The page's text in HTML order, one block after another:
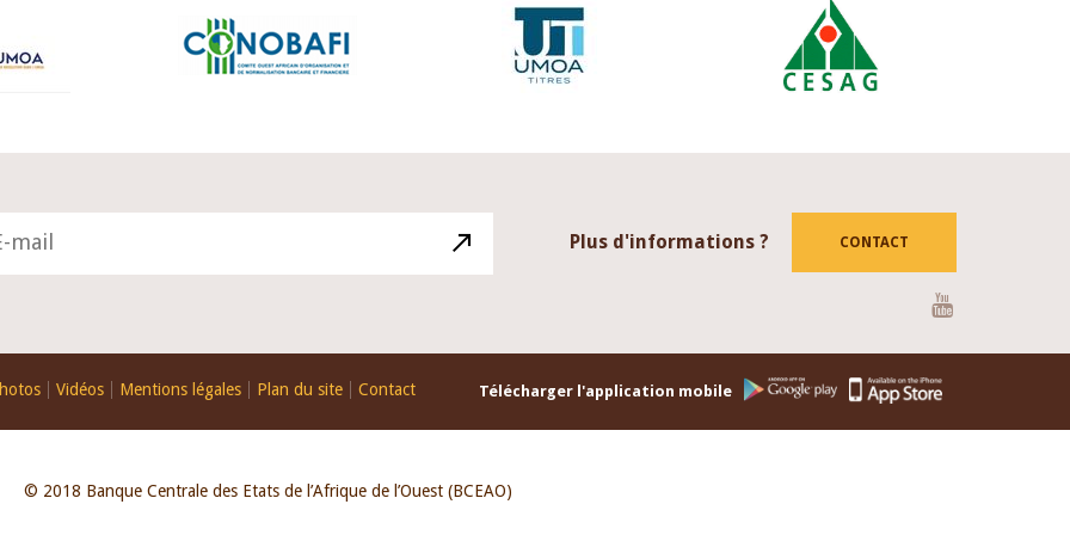
Plus d'informations ? CONTACT
Vidéos Mentions légales Plan du site Contact Télécharger l'application mobile
© 2018 Banque Centrale des Etats de l’Afrique de l’Ouest (BCEAO)